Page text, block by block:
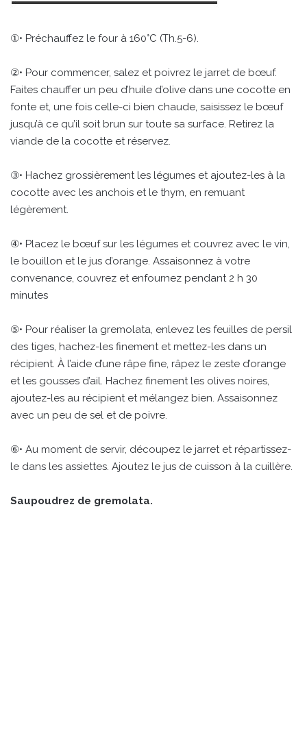
①• Préchauffez le four à 160°C (Th.5-6).
②• Pour commencer, salez et poivrez le jarret de bœuf.
Faites chauffer un peu d’huile d’olive dans une cocotte en
fonte et, une fois celle-ci bien chaude, saisissez le bœuf
jusqu’à ce qu’il soit brun sur toute sa surface. Retirez la
viande de la cocotte et réservez.
③• Hachez grossièrement les légumes et ajoutez-les à la
cocotte avec les anchois et le thym, en remuant
légèrement.
④• Placez le bœuf sur les légumes et couvrez avec le vin,
le bouillon et le jus d’orange. Assaisonnez à votre
convenance, couvrez et enfournez pendant 2 h 30
minutes
⑤• Pour réaliser la gremolata, enlevez les feuilles de persil
des tiges, hachez-les finement et mettez-les dans un
récipient. À l’aide d’une râpe fine, râpez le zeste d’orange
et les gousses d’ail. Hachez finement les olives noires,
ajoutez-les au récipient et mélangez bien. Assaisonnez
avec un peu de sel et de poivre.
⑥• Au moment de servir, découpez le jarret et répartissez-
le dans les assiettes. Ajoutez le jus de cuisson à la cuillère.
Saupoudrez de gremolata.